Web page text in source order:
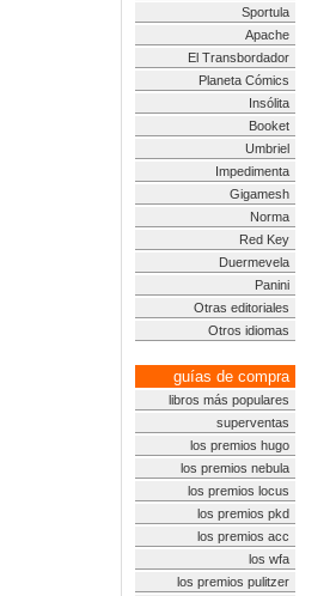
Sportula
Apache
El Transbordador
Planeta Cómics
Insólita
Booket
Umbriel
Impedimenta
Gigamesh
Norma
Red Key
Duermevela
Panini
Otras editoriales
Otros idiomas
guías de compra
libros más populares
superventas
los premios hugo
los premios nebula
los premios locus
los premios pkd
los premios acc
los wfa
los premios pulitzer